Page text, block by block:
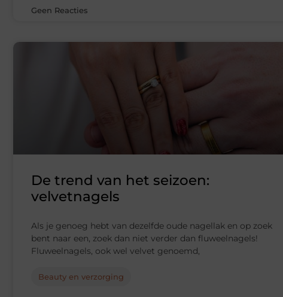
Geen Reacties
De trend van het seizoen:
velvetnagels
Als je genoeg hebt van dezelfde oude nagellak en op zoek
bent naar een, zoek dan niet verder dan fluweelnagels!
Fluweelnagels, ook wel velvet genoemd,
Beauty en verzorging